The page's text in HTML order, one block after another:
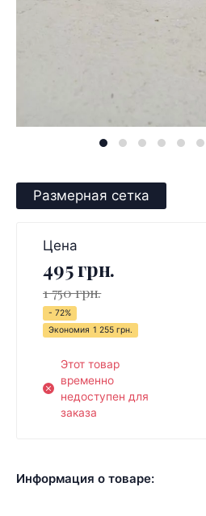
Размерная сетка
Цена
495 грн.
1 750 грн.
- 72%
Экономия 1 255 грн.
Этот товар
временно
недоступен для
заказа
Информация о товаре: